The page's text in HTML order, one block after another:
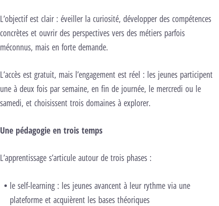
L’objectif est clair : éveiller la curiosité, développer des compétences
concrètes et ouvrir des perspectives vers des métiers parfois
méconnus, mais en forte demande.
L’accès est gratuit, mais l’engagement est réel : les jeunes participent
une à deux fois par semaine, en fin de journée, le mercredi ou le
samedi, et choisissent trois domaines à explorer.
Une pédagogie en trois temps
L’apprentissage s’articule autour de trois phases :
le self-learning : les jeunes avancent à leur rythme via une
plateforme et acquièrent les bases théoriques